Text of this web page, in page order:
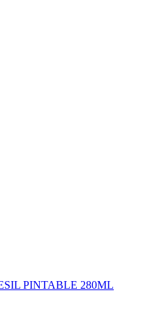
PINTABLE 280ML